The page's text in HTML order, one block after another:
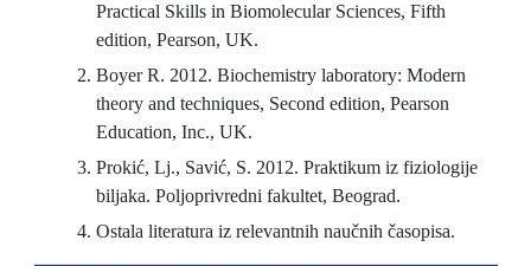
Practical Skills in Biomolecular Sciences, Fifth
edition, Pearson, UK.
Boyer R. 2012. Biochemistry laboratory: Modern
theory and techniques, Second edition, Pearson
Education, Inc., UK.
Prokić, Lj., Savić, S. 2012. Praktikum iz fiziologije
biljaka. Poljoprivredni fakultet, Beograd.
Ostala literatura iz relevantnih naučnih časopisa.